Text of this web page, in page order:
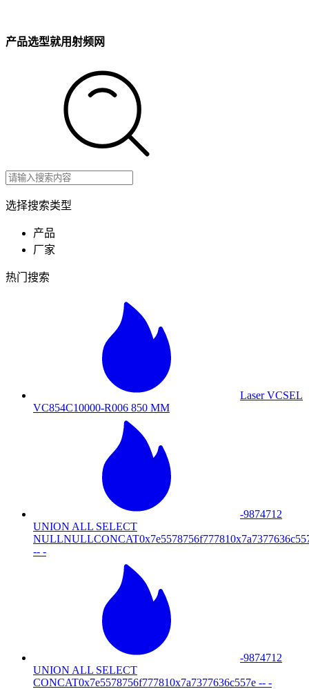
产品选型就用射频网
选择搜索类型
产品
厂家
热门搜索
Laser VCSEL
VC854C10000-R006 850 MM
-9874712
UNION ALL SELECT
-- -
-9874712
UNION ALL SELECT
CONCAT0x7e5578756f777810x7a7377636c557e -- -